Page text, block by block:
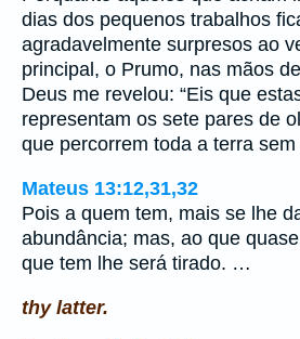
dias dos pequenos trabalhos
agradavelmente surpresos ao
principal, o Prumo, nas mãos
Deus me revelou: “Eis que
representam os sete pares de
que percorrem toda a terra sem
Mateus 13:12,31,32
Pois a quem tem, mais se lhe
abundância; mas, ao que
que tem lhe será tirado. …
thy latter.